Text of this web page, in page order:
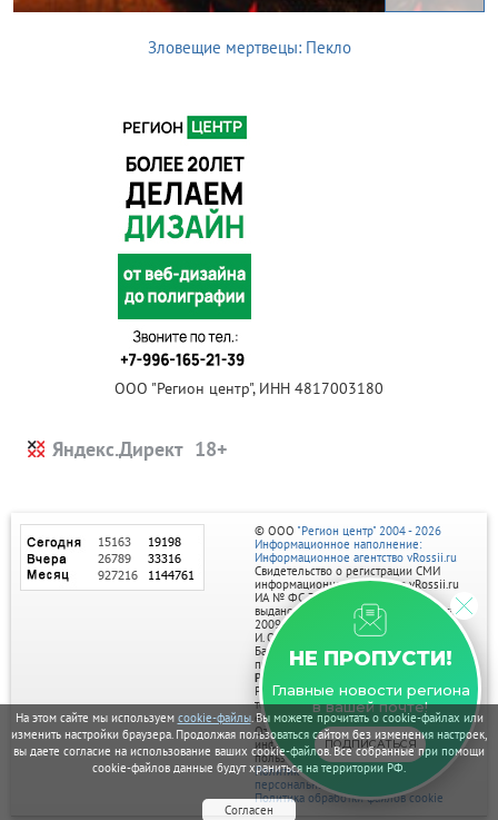
На этом сайте мы используем cookie-файлы. Вы можете прочитать о cookie-файлах или
изменить настройки браузера. Продолжая пользоваться сайтом без изменения настроек,
вы даете согласие на использование ваших cookie-файлов. Все собранные при помощи
cookie-файлов данные будут храниться на территории РФ.
Согласен
Зловещие мертвецы: Пекло
ООО "Регион центр", ИНН 4817003180
Яндекс.Директ
НЕ ПРОПУСТИ!
Главные новости региона
в вашей почте!
ПОДПИСАТЬСЯ
© ООО "Регион центр" 2004 - 2026
Информационное наполнение:
Информационное агентство vRossii.ru
Свидетельство о регистрации СМИ
информационного агентства vRossii.ru
ИА № ФС 77‑35502
выдано РОСКОМНАДЗОРом 04 марта
2009г.
И. О. Главного редактора Нарыков А. Н.
Баннеры на портале размещаются на
правах рекламы.
Реклама на портале:
Рекламное агентство "Умный маркетинг"
тел. 7-910-267-70-40,
email: umnyy.marketing@yandex.ru
Отдельные публикации могут содержать
информацию, не предназначенную для
пользователей до 18 лет.
Политика в отношении обработки
персональных данных
Политика обработки файлов cookie